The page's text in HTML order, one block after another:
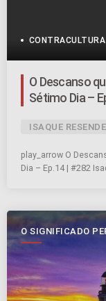
CONTRACULTURA
O Descanso
Sétimo Dia –
ISAQUE RESENDE
play_arrow O
Dia – Ep.14 | #282
O SIGNIFICADO
SÉTIMO DIA